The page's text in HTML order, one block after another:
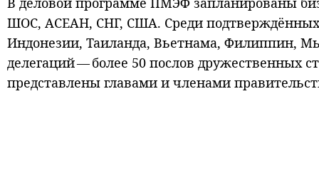
ШОС, АСЕАН, СНГ, США. Среди подтверждённых
Индонезии, Таиланда, Вьетнама, Филиппин,
делегаций — более 50 послов дружественных
представлены главами и членами